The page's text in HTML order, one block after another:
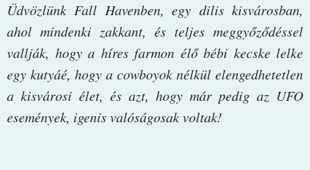
Üdvözlünk Fall Havenben, egy dilis kisvárosban,
ahol mindenki zakkant, és teljes meggyőződéssel
vallják, hogy a híres farmon élő bébi kecske lelke
egy kutyáé, hogy a cowboyok nélkül elengedhetetlen
a kisvárosi élet, és azt, hogy már pedig az UFO
események, igenis valóságosak voltak!